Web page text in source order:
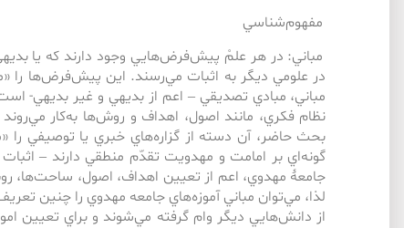
مفهوم‌شناسي
مباني: در هر علمْ پيش‌فرض‌هايي وجود دارند‌ كه ‌يا
در علومي ديگر به ‌اثبات مي‌رسند. اين پيش‌فرض‌ها را
مباني، مبادي تصديقي‌ – اعم از بديهي و غير بديهي-
بحث حاضر، آن دسته از گزاره‌هاي خبري يا توصيفي را
گونه‌اي بر امامت و مهدويت تقدّم منطقي دارند –
جامعۀ مهدوي، اعم از تعيين اهداف، اصول، ساحت‌ها،
لذا، مي‌توان مباني آموزه‌هاي جامعه مهدوي را چنين
از دانش‌هايي ديگر وام گرفته مي‌شوند و براي تعيين